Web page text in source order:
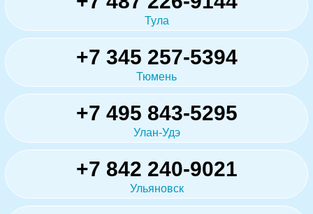
Тула
+7 345 257-5394
Тюмень
+7 495 843-5295
Улан-Удэ
+7 842 240-9021
Ульяновск